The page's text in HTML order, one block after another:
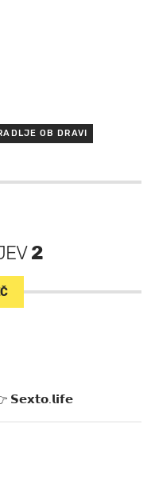
OB DRAVI
2
👉 𝗦𝗲𝘅𝘁𝗼.𝗹𝗶𝗳𝗲